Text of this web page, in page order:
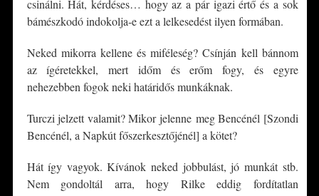
csinálni. Hát, kérdéses… hogy az a pár igazi értő és a sok
bámészkodó indokolja-e ezt a lelkesedést ilyen formában.
Neked mikorra kellene és miféleség? Csínján kell bánnom
az ígéretekkel, mert időm és erőm fogy, és egyre
nehezebben fogok neki határidős munkáknak.
Turczi jelzett valamit? Mikor jelenne meg Bencénél [Szondi
Bencénél, a Napkút főszerkesztőjénél] a kötet?
Hát így vagyok. Kívánok neked jobbulást, jó munkát stb.
Nem gondoltál arra, hogy Rilke eddig fordítatlan